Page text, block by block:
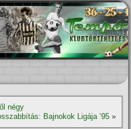
négy
Bajnokok Ligája ’95»